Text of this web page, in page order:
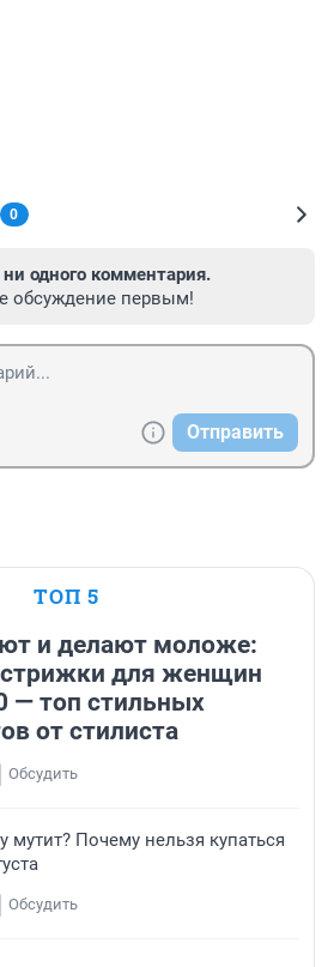
0
одного комментария.
обсуждение первым!
Отправить
ТОП 5
и делают моложе:
для женщин
— топ стильных
от стилиста
Обсудить
мутит? Почему нельзя купаться
Обсудить